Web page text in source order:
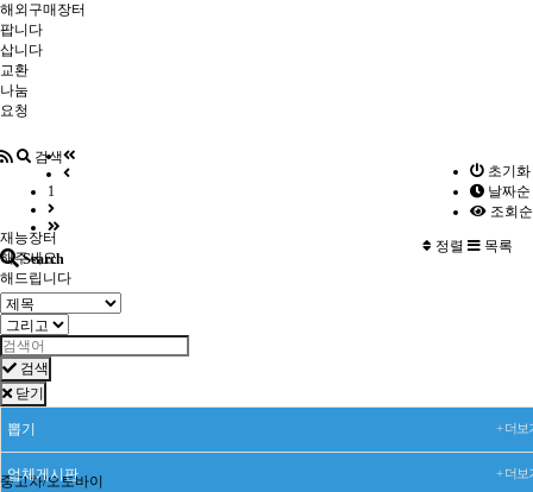
해외구매장터
팝니다
삽니다
교환
나눔
요청
재능장터
해주세요
해드립니다
나눔
기타
중고차/오토바이
초기화
날짜순
조회순
정렬 목록
검색
1
Search
검색
닫기
뽑기 + 더보
업체게시판 + 더보